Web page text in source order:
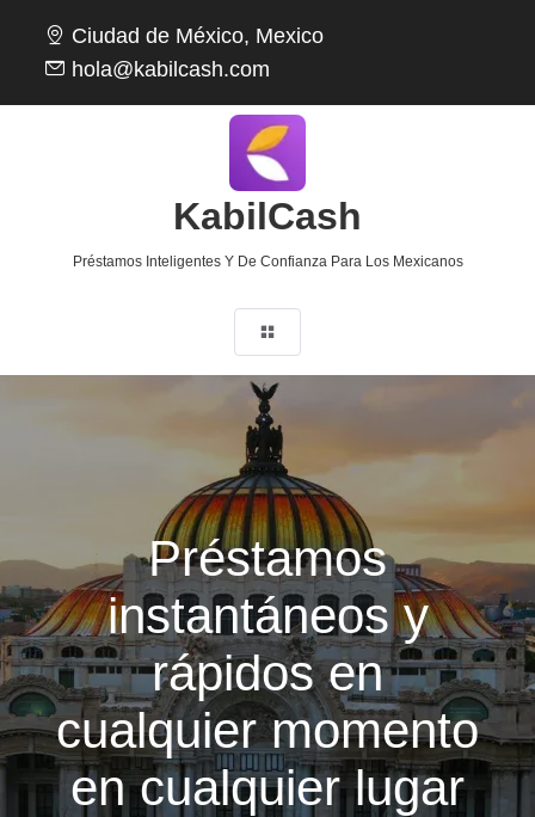
Ciudad de México, Mexico
hola@kabilcash.com
KabilCash
Préstamos Inteligentes Y De Confianza Para Los Mexicanos
Préstamos
instantáneos y
rápidos en
cualquier momento
en cualquier lugar